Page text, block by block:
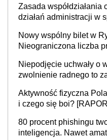
Zasada współdziałania
działań administracji w
Nowy wspólny bilet w
Nieograniczona liczba
Niepodjęcie uchwały o
zwolnienie radnego to
sprawy
Aktywność fizyczna
i czego się boi?
80 procent phishingu
inteligencja. Nawet